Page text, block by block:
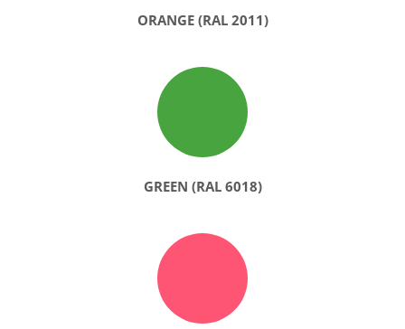
ORANGE (RAL 2011)
GREEN (RAL 6018)